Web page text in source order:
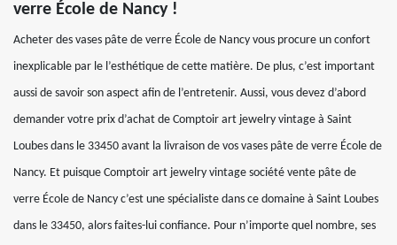
verre École de Nancy !
Acheter des vases pâte de verre École de Nancy vous procure un confort
inexplicable par le l’esthétique de cette matière. De plus, c’est important
aussi de savoir son aspect afin de l’entretenir. Aussi, vous devez d’abord
demander votre prix d’achat de Comptoir art jewelry vintage à Saint
Loubes dans le 33450 avant la livraison de vos vases pâte de verre École de
Nancy. Et puisque Comptoir art jewelry vintage société vente pâte de
verre École de Nancy c’est une spécialiste dans ce domaine à Saint Loubes
dans le 33450, alors faites-lui confiance. Pour n’importe quel nombre, ses